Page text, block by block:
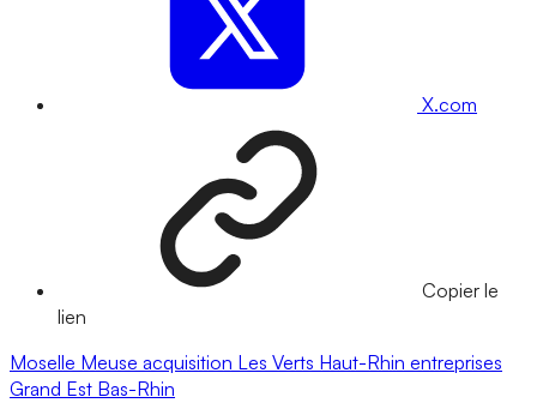
X.com
Copier le
lien
Moselle Meuse acquisition Les Verts Haut-Rhin entreprises
Grand Est Bas-Rhin